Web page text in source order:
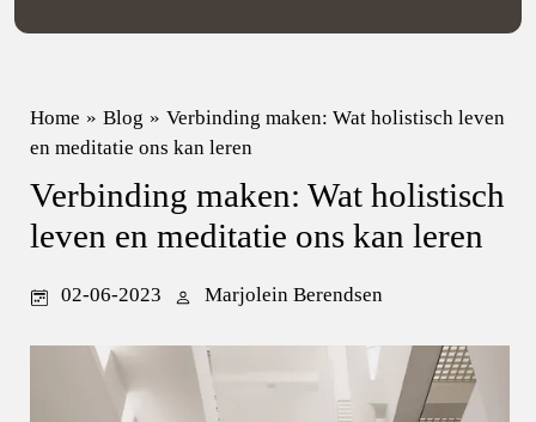
Home » Blog » Verbinding maken: Wat holistisch leven
en meditatie ons kan leren
Verbinding maken: Wat holistisch
leven en meditatie ons kan leren
02-06-2023 Marjolein Berendsen